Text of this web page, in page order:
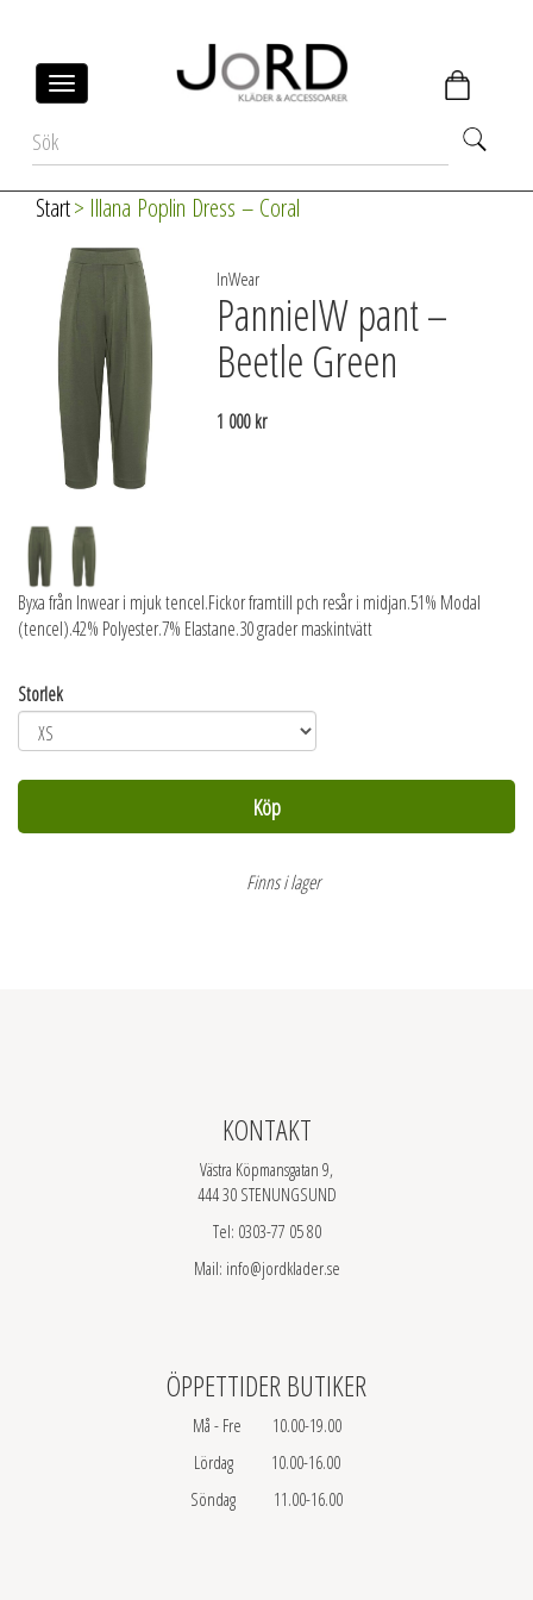
Toggle
Start> Illana Poplin Dress – Coral
InWear
PannieIW pant –
Beetle Green
1 000 kr
Byxa från Inwear i mjuk tencel.Fickor framtill pch resår i midjan.51% Modal
(tencel).42% Polyester.7% Elastane.30 grader maskintvätt
Storlek
Köp
Finns i lager
KONTAKT
Västra Köpmansgatan 9,
444 30 STENUNGSUND
Tel: 0303-77 05 80
Mail: info@jordklader.se
ÖPPETTIDER BUTIKER
Må - Fre 10.00-19.00
Lördag 10.00-16.00
Söndag 11.00-16.00